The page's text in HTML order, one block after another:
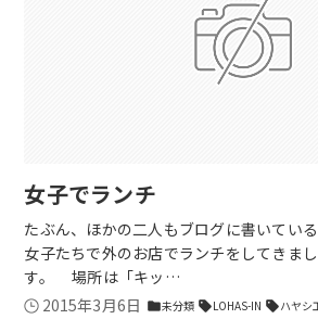
女子でランチ
たぶん、ほかの二人もブログに書いてい
女子たちで外のお店でランチをしてきま
す。 場所は「キッ…
2015年3月6日 folder未分類 sellLOHAS-IN sellハヤシ